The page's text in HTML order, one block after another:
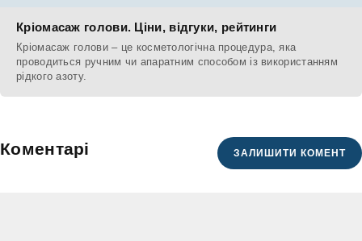
Кріомасаж голови. Ціни, відгуки, рейтинги
Кріомасаж голови – це косметологічна процедура, яка
проводиться ручним чи апаратним способом із використанням
рідкого азоту.
Коментарі ЗАЛИШИТИ КОМЕНТ